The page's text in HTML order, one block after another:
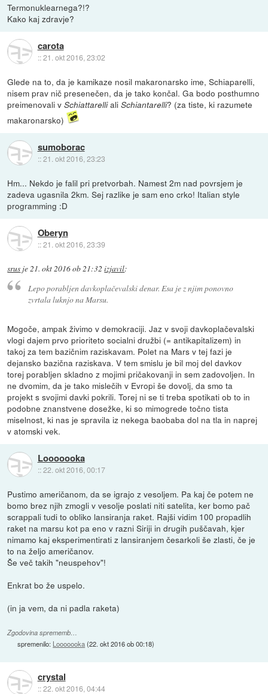
Termonuklearnega?!?
Kako kaj zdravje?
carota
::21. okt 2016, 23:02
Glede na to, da je kamikaze nosil makaronarsko ime, Schiaparelli,
nisem prav nič presenečen, da je tako končal. Ga bodo posthumno
preimenovali vSchiattarellialiSchiantarelli? (za tiste, ki razumete
makaronarsko)
sumoborac
::21. okt 2016, 23:23
Hm... Nekdo je falil pri pretvorbah. Namest 2m nad povrsjem je
zadeva ugasnila 2km. Sej razlike je sam eno crko! Italian style
programming :D
Oberyn
::21. okt 2016, 23:39
srus je 21. okt 2016 ob 21:32 izjavil:
Lepo porabljen davkoplačevalski denar. Esa je z njim ponovno
zvrtala luknjo na Marsu.
Mogoče, ampak živimo v demokraciji. Jaz v svoji davkoplačevalski
vlogi dajem prvo prioriteto socialni družbi (= antikapitalizem) in
takoj za tem bazičnim raziskavam. Polet na Mars v tej fazi je
dejansko bazična raziskava. V tem smislu je bil moj del davkov
torej porabljen skladno z mojimi pričakovanji in sem zadovoljen. In
ne dvomim, da je tako mislečih v Evropi še dovolj, da smo ta
projekt s svojimi davki pokrili. Torej ni se ti treba spotikati ob to in
podobne znanstvene dosežke, ki so mimogrede točno tista
miselnost, ki nas je spravila iz nekega baobaba dol na tla in naprej
v atomski vek.
Looooooka
::22. okt 2016, 00:17
Pustimo američanom, da se igrajo z vesoljem. Pa kaj če potem ne
bomo brez njih zmogli v vesolje poslati niti satelita, ker bomo pač
scrappali tudi to obliko lansiranja raket. Rajši vidim 100 propadlih
raket na marsu kot pa eno v razni Siriji in drugih puščavah, kjer
nimamo kaj eksperimentirati z lansiranjem česarkoli še zlasti, če je
to na željo američanov.
Še več takih "neuspehov"!
Enkrat bo že uspelo.
(in ja vem, da ni padla raketa)
Zgodovina sprememb…
spremenilo: Looooooka(22. okt 2016 ob 00:18)
crystal
::22. okt 2016, 04:44